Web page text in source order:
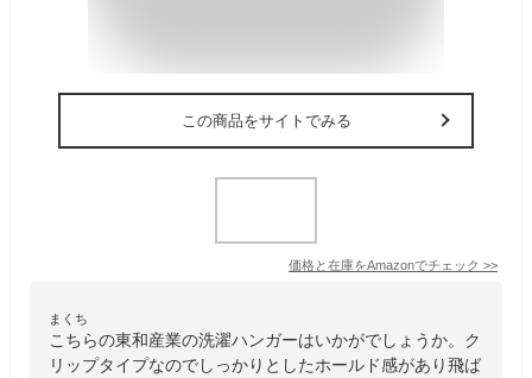
この商品をサイトでみる
価格と在庫をAmazonでチェック >>
まくち
こちらの東和産業の洗濯ハンガーはいかがでしょうか。ク
リップタイプなのでしっかりとしたホールド感があり飛ば